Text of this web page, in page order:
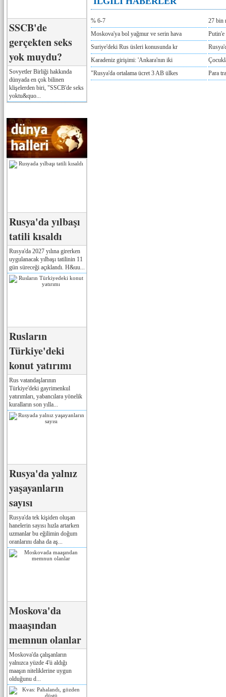
SSCB'de
gerçekten seks
yok muydu?
Sovyetler Birliği hakkında
dünyada en çok bilinen
klişelerden biri, "SSCB'de seks
yoktu&quo...
Rusya'da yılbaşı
tatili kısaldı
Rusya'da 2027 yılına girerken
uygulanacak yılbaşı tatilinin 11
gün süreceği açıklandı. H&uu...
Rusların
Türkiye'deki
konut yatırımı
Rus vatandaşlarının
Türkiye'deki gayrimenkul
yatırımları, yabancılara yönelik
kuralların son yılla...
Rusya'da yalnız
yaşayanların
sayısı
Rusya'da tek kişiden oluşan
hanelerin sayısı hızla artarken
uzmanlar bu eğilimin doğum
oranlarını daha da aş...
Moskova'da
maaşından
memnun olanlar
Moskova'da çalışanların
yalnızca yüzde 4'ü aldığı
maaşın niteliklerine uygun
olduğunu d...
% 6-7
27 bin
Moskova'ya bol yağmur ve serin hava
Putin'e
Suriye'deki Rus üsleri konusunda kr
Karadeniz girişimi: 'Ankara'nın iki
"Rusya'da ortalama ücret 3 AB ülkes
Para